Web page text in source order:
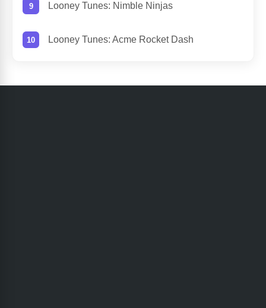
Looney Tunes: Nimble Ninjas
Looney Tunes: Acme Rocket Dash